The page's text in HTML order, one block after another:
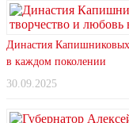
Династия
в каждом поколении
30.09.2025